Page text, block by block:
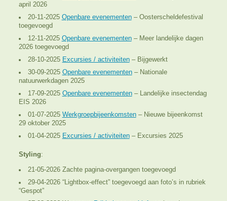
april 2026
20-11-2025 Openbare evenementen– Oosterscheldefestival
toegevoegd
12-11-2025 Openbare evenementen– Meer landelijke dagen
2026 toegevoegd
28-10-2025 Excursies / activiteiten– Bijgewerkt
30-09-2025 Openbare evenementen– Nationale
natuurwerkdagen 2025
17-09-2025 Openbare evenementen– Landelijke insectendag
EIS 2026
01-07-2025 Werkgroepbijeenkomsten– Nieuwe bijeenkomst
29 oktober 2025
01-04-2025 Excursies / activiteiten– Excursies 2025
Styling:
21-05-2026 Zachte pagina-overgangen toegevoegd
29-04-2026 “Lightbox-effect” toegevoegd aan foto’s in rubriek
“Gespot”